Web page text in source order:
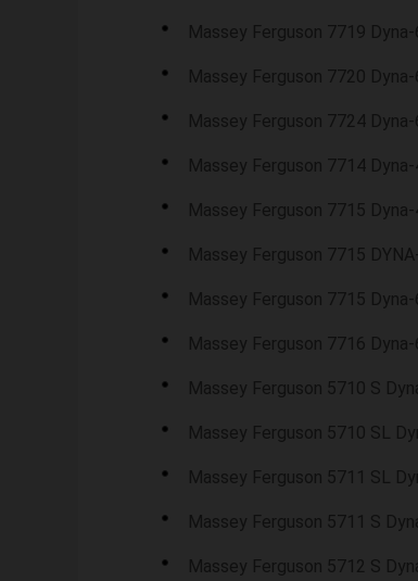
Massey Ferguson 7719 Dyna-
Massey Ferguson 7720 Dyna-
Massey Ferguson 7724 Dyna-
Massey Ferguson 7714 Dyna-
Massey Ferguson 7715 Dyna-
Massey Ferguson 7715
Massey Ferguson 7715 Dyna-
Massey Ferguson 7716 Dyna-
Massey Ferguson 5710 S
Massey Ferguson 5710 SL
Massey Ferguson 5711 SL
Massey Ferguson 5711 S
Massey Ferguson 5712 S